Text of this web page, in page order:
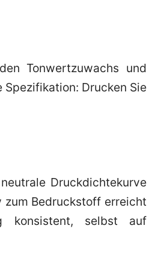
Tonwertzuwachs und
Drucken Sie
Druckdichtekurve
zum Bedruckstoff erreicht
konsistent, selbst auf